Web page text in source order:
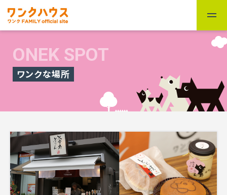
ONEK SPOT
ワンクな場所